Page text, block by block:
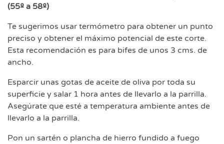
(55º a 58º)
Te sugerimos usar termómetro para obtener un punto
preciso y obtener el máximo potencial de este corte.
Esta recomendación es para bifes de unos 3 cms. de
ancho.
Esparcir unas gotas de aceite de oliva por toda su
superficie y salar 1 hora antes de llevarlo a la parrilla.
Asegúrate que esté a temperatura ambiente antes de
llevarlo a la parrilla.
Pon un sartén o plancha de hierro fundido a fuego